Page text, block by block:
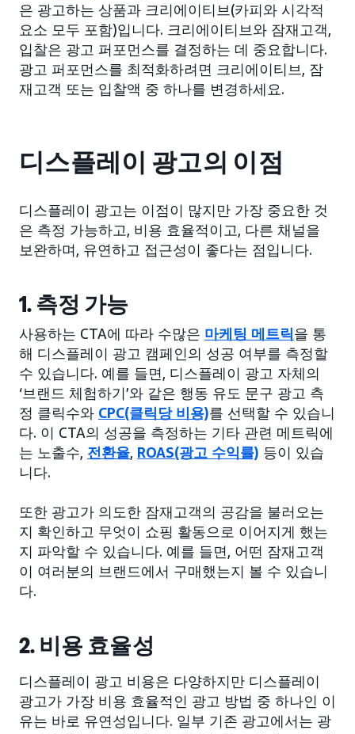
은 광고하는 상품과 크리에이티브(카피와 시각적
요소 모두 포함)입니다. 크리에이티브와 잠재고객,
입찰은 광고 퍼포먼스를 결정하는 데 중요합니다.
광고 퍼포먼스를 최적화하려면 크리에이티브, 잠
재고객 또는 입찰액 중 하나를 변경하세요.
디스플레이 광고의 이점
디스플레이 광고는 이점이 많지만 가장 중요한 것
은 측정 가능하고, 비용 효율적이고, 다른 채널을
보완하며, 유연하고 접근성이 좋다는 점입니다.
1. 측정 가능
사용하는 CTA에 따라 수많은 마케팅 메트릭을 통
해 디스플레이 광고 캠페인의 성공 여부를 측정할
수 있습니다. 예를 들면, 디스플레이 광고 자체의
‘브랜드 체험하기’와 같은 행동 유도 문구 광고 측
정 클릭수와 CPC(클릭당 비용)를 선택할 수 있습니
다. 이 CTA의 성공을 측정하는 기타 관련 메트릭에
는 노출수, 전환율, ROAS(광고 수익률) 등이 있습
니다.
또한 광고가 의도한 잠재고객의 공감을 불러오는
지 확인하고 무엇이 쇼핑 활동으로 이어지게 했는
지 파악할 수 있습니다. 예를 들면, 어떤 잠재고객
이 여러분의 브랜드에서 구매했는지 볼 수 있습니
다.
2. 비용 효율성
디스플레이 광고 비용은 다양하지만 디스플레이
광고가 가장 비용 효율적인 광고 방법 중 하나인 이
유는 바로 유연성입니다. 일부 기존 광고에서는 광